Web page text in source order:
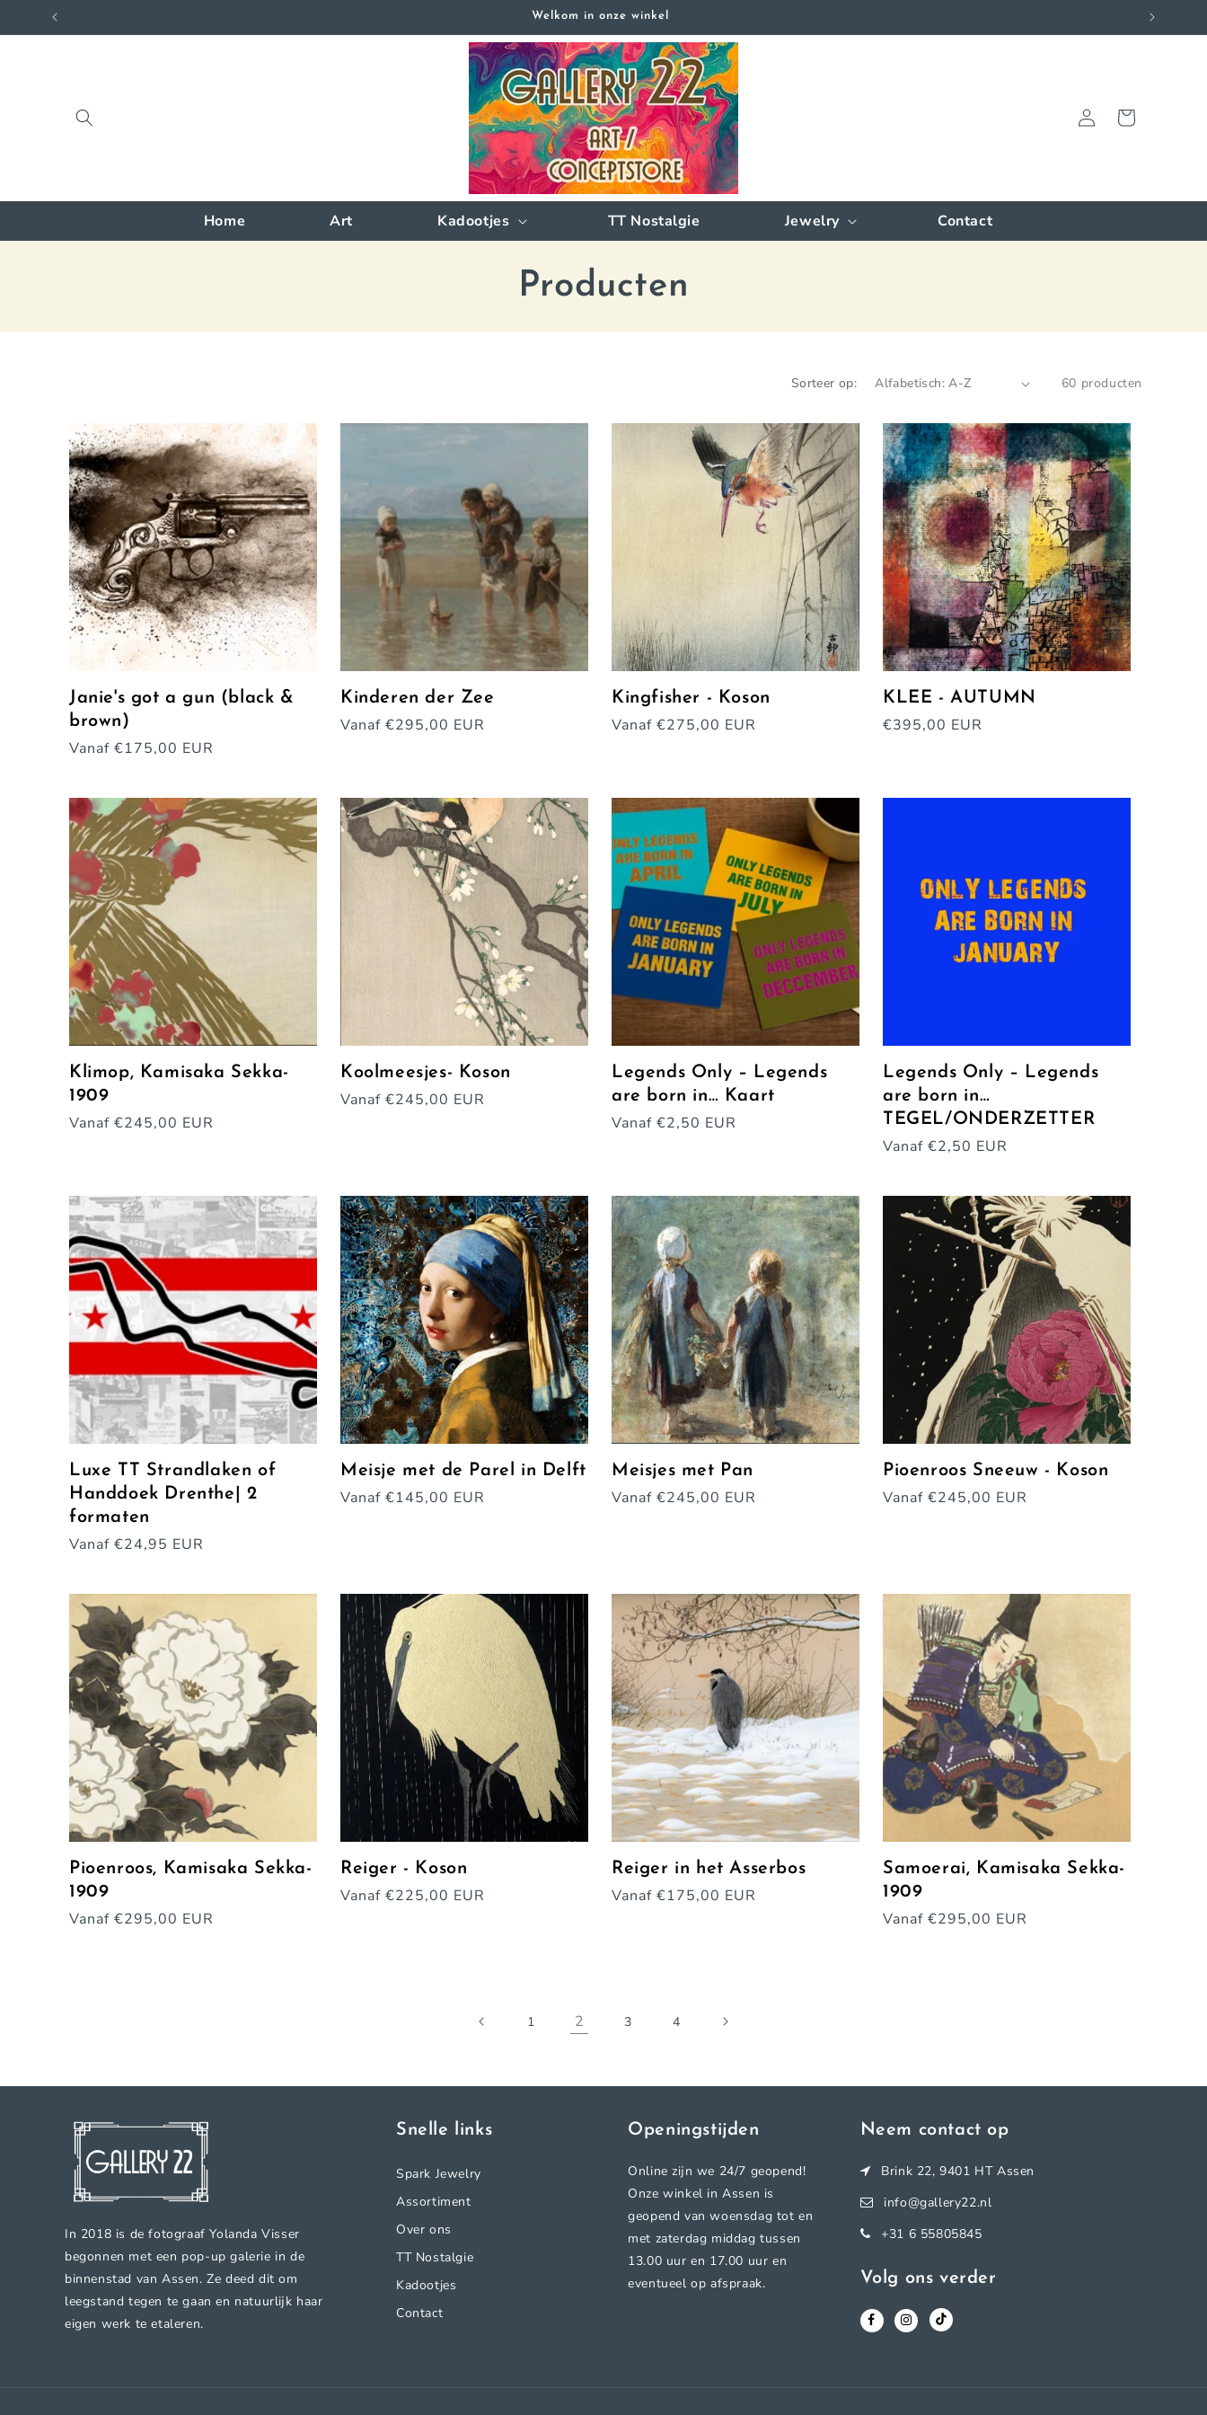
naar de
content
Welkom in onze winkel
Inloggen
Winkelwagen
Home Art Kadootjes TT Nostalgie Jewelry Contact
C
o
l
c
t
i
e
Producten
Sorteer op: 60 producten
Janie's got a gun (black &
brown)
Normale
Vanaf €175,00 EUR
Kinderen der Zee
Normale
Vanaf €295,00 EUR
Kingfisher - Koson
Normale
Vanaf €275,00 EUR
KLEE - AUTUMN
Normale
€395,00 EUR
Klimop, Kamisaka Sekka-
1909
Normale
Vanaf €245,00 EUR
Koolmeesjes- Koson
Normale
Vanaf €245,00 EUR
Legends Only – Legends
are born in… Kaart
Normale
Vanaf €2,50 EUR
Legends Only – Legends
are born in…
TEGEL/ONDERZETTER
Normale
Vanaf €2,50 EUR
Luxe TT Strandlaken of
Handdoek Drenthe| 2
formaten
Normale
Vanaf €24,95 EUR
Meisje met de Parel in Delft
Normale
Vanaf €145,00 EUR
Meisjes met Pan
Normale
Vanaf €245,00 EUR
Pioenroos Sneeuw - Koson
Normale
Vanaf €245,00 EUR
Pioenroos, Kamisaka Sekka-
1909
Normale
Vanaf €295,00 EUR
Reiger - Koson
Normale
Vanaf €225,00 EUR
Reiger in het Asserbos
Normale
Vanaf €175,00 EUR
Samoerai, Kamisaka Sekka-
1909
Normale
Vanaf €295,00 EUR
1 2 3 4
In 2018 is de fotograaf Yolanda Visser
begonnen met een pop-up galerie in de
binnenstad van Assen. Ze deed dit om
leegstand tegen te gaan en natuurlijk haar
eigen werk te etaleren.
Snelle links
Spark Jewelry
Assortiment
Over ons
TT Nostalgie
Kadootjes
Contact
Openingstijden
Online zijn we 24/7 geopend!
Onze winkel in Assen is
geopend van woensdag tot en
met zaterdag middag tussen
13.00 uur en 17.00 uur en
eventueel op afspraak.
Neem contact op
Brink 22, 9401 HT Assen
info@gallery22.nl
+31 6 55805845
Volg ons verder